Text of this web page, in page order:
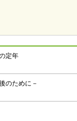
定年
のために－